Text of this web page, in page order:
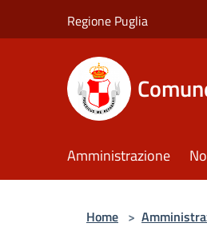
Regione Puglia
Amministrazione
Home >